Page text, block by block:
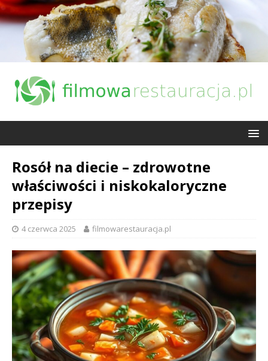
Rosół na diecie – zdrowotne
właściwości i niskokaloryczne
przepisy
4 czerwca 2025 filmowarestauracja.pl